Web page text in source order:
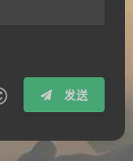
发送
(☆ω☆)